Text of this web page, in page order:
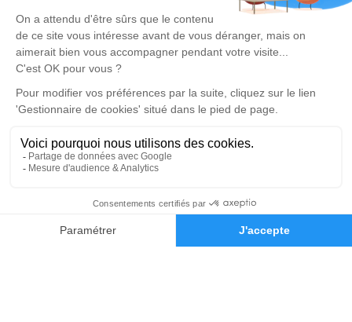
Demande de devis
Devis prévoyance
Devis marbrerie
Notre agence
Pompes Funèbres Saint Nicolas
04 22 67 06 94
pfsaintnicolas@orange.fr
Chemin du Repos - 69590 - Saint-Symphorien-sur-Coise
Nos Services
Organiser des Obsèques
Liens utiles
Avis de décès
Demande de rendez-vous en